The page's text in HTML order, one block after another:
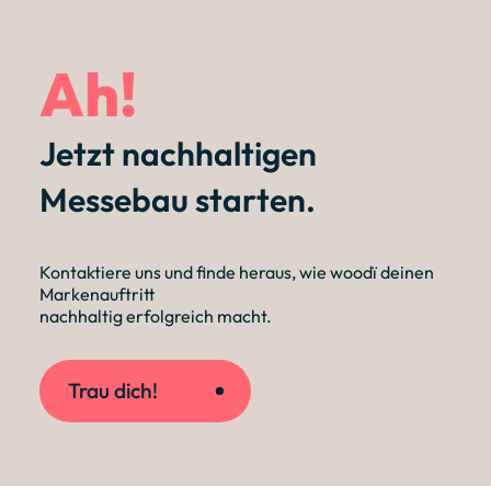
Ah!
Jetzt nachhaltigen
Messebau starten.
Kontaktiere uns und finde heraus, wie woodï deinen
Markenauftritt
nachhaltig erfolgreich macht.
Trau dich!